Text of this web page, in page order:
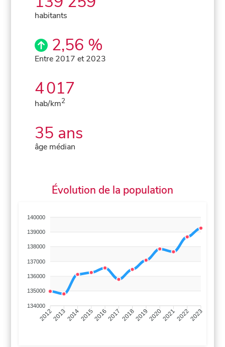
habitants
2,56 %
Entre 2017 et 2023
4 017
hab/km2
35 ans
âge médian
Évolution de la population
140000
139000
138000
137000
136000
135000
134000
201220132014201520162017 201820192020202120222023